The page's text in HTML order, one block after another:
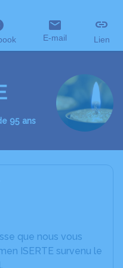
E-mail Lien
95 ans
que nous vous
ISERTE survenu le